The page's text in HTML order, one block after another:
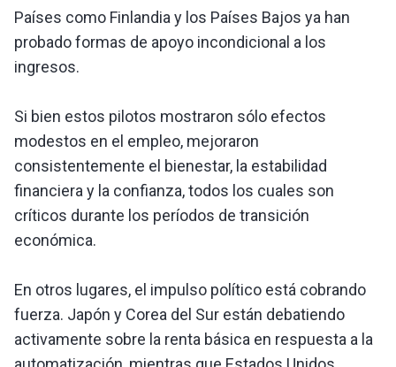
Países como Finlandia y los Países Bajos ya han
probado formas de apoyo incondicional a los
ingresos.
Si bien estos pilotos mostraron sólo efectos
modestos en el empleo, mejoraron
consistentemente el bienestar, la estabilidad
financiera y la confianza, todos los cuales son
críticos durante los períodos de transición
económica.
En otros lugares, el impulso político está cobrando
fuerza. Japón y Corea del Sur están debatiendo
activamente sobre la renta básica en respuesta a la